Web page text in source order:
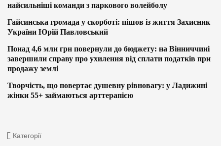
найсильніші команди з паркового волейболу
Гайсинська громада у скорботі: пішов із життя Захисник
України Юрій Павловський
Понад 4,6 млн грн повернули до бюджету: на Вінниччині
завершили справу про ухилення від сплати податків при
продажу землі
Творчість, що повертає душевну рівновагу: у Ладижині
жінки 55+ займаються арттерапією
Категорії